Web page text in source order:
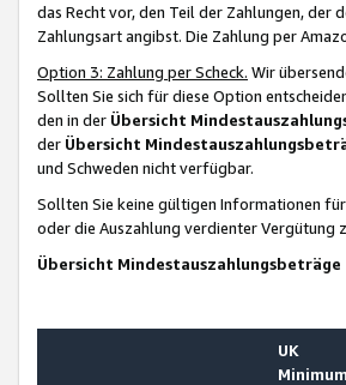
das Recht vor, den Teil der Zahlungen,
Zahlungsart angibst. Die Zahlung per
Option 3: Zahlung per Scheck. Wir
Sollten Sie sich für diese Option
den in der Übersicht
der Übersicht
und Schweden nicht verfügbar.
Sollten Sie keine gültigen Informationen
oder die Auszahlung verdienter Vergütung
Übersicht Mindestauszahlungsbeträge
UK
Minimum